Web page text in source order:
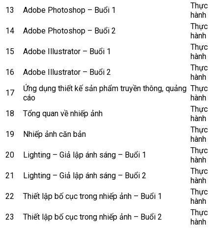
13
Adobe Photoshop – Buổi 1
Thực
hành
14
Adobe Photoshop – Buổi 2
Thực
hành
15
Adobe Illustrator – Buổi 1
Thực
hành
16
Adobe Illustrator – Buổi 2
Thực
hành
17
Ứng dụng thiết kế sản phẩm truyền thông, quảng
cáo
Thực
hành
18
Tổng quan về nhiếp ảnh
Thực
hành
19
Nhiếp ảnh căn bản
Thực
hành
20
Lighting – Giả lập ánh sáng – Buổi 1
Thực
hành
21
Lighting – Giả lập ánh sáng – Buổi 2
Thực
hành
22
Thiết lập bố cục trong nhiếp ảnh – Buổi 1
Thực
hành
23
Thiết lập bố cục trong nhiếp ảnh – Buổi 2
Thực
hành